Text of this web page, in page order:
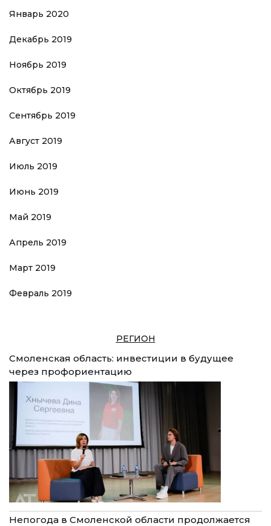
Январь 2020
Декабрь 2019
Ноябрь 2019
Октябрь 2019
Сентябрь 2019
Август 2019
Июль 2019
Июнь 2019
Май 2019
Апрель 2019
Март 2019
Февраль 2019
РЕГИОН
Смоленская область: инвестиции в будущее
через профориентацию
Непогода в Смоленской области продолжается